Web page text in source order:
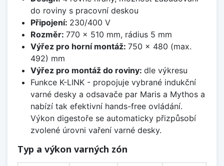
do roviny s pracovní deskou
Připojení: 230/400 V
Rozměr: 770 x 510 mm, rádius 5 mm
Výřez pro horní montáž: 750 x 480 (max.
492) mm
Výřez pro montáž do roviny: dle výkresu
Funkce K-LINK - propojuje vybrané indukční
varné desky a odsavače par Maris a Mythos a
nabízí tak efektivní hands-free ovládání.
Výkon digestoře se automaticky přizpůsobí
zvolené úrovni vaření varné desky.
Typ a výkon varných zón